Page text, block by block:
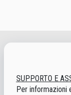
SUPPORTO E
Per informazioni